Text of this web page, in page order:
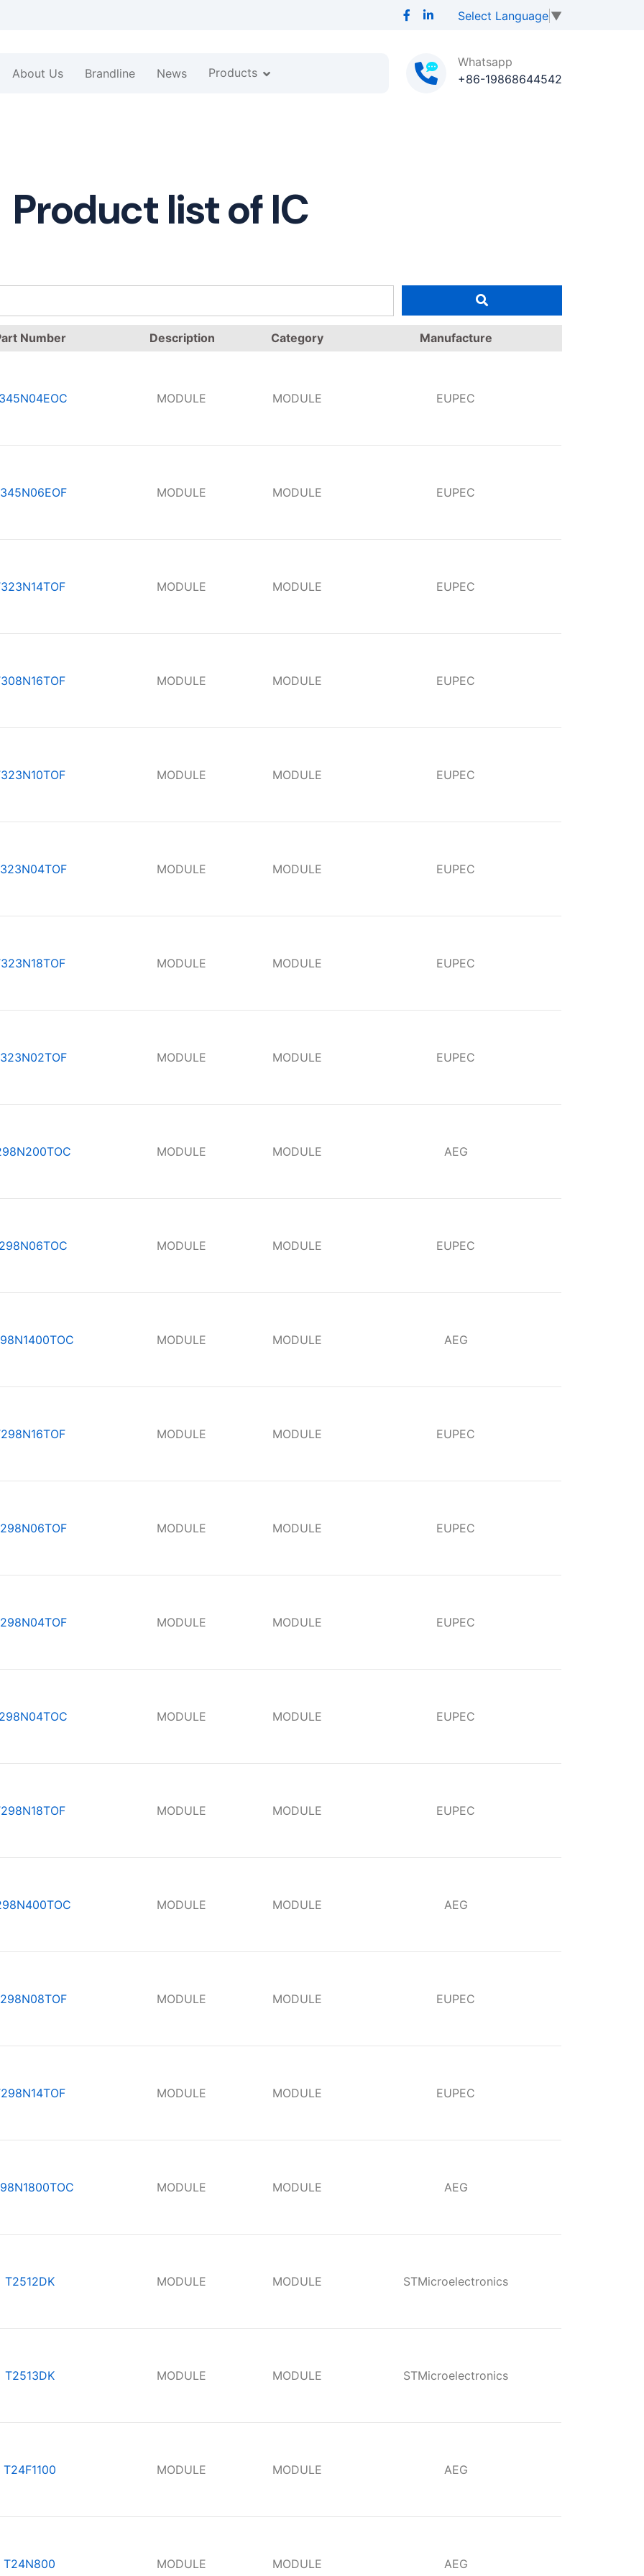
Select Language ▼
About Us Brandline News Products
Whatsapp
+86-19868644542
Product list of IC
Number Description Category Manufacture
MODULE MODULE EUPEC
MODULE MODULE EUPEC
MODULE MODULE EUPEC
MODULE MODULE EUPEC
MODULE MODULE EUPEC
MODULE MODULE EUPEC
MODULE MODULE EUPEC
MODULE MODULE EUPEC
MODULE MODULE AEG
MODULE MODULE EUPEC
MODULE MODULE AEG
MODULE MODULE EUPEC
MODULE MODULE EUPEC
MODULE MODULE EUPEC
MODULE MODULE EUPEC
MODULE MODULE EUPEC
MODULE MODULE AEG
MODULE MODULE EUPEC
MODULE MODULE EUPEC
MODULE MODULE AEG
T2512DK MODULE MODULE STMicroelectronics
T2513DK MODULE MODULE STMicroelectronics
T24F1100 MODULE MODULE AEG
T24N800 MODULE MODULE AEG